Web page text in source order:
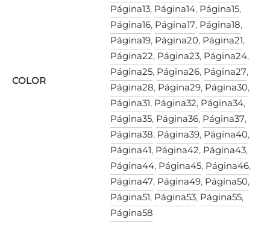
COLOR
Página13, Página14, Página15,
Página16, Página17, Página18,
Página19, Página20, Página21,
Página22, Página23, Página24,
Página25, Página26, Página27,
Página28, Página29, Página30,
Página31, Página32, Página34,
Página35, Página36, Página37,
Página38, Página39, Página40,
Página41, Página42, Página43,
Página44, Página45, Página46,
Página47, Página49, Página50,
Página51, Página53, Página55,
Página58